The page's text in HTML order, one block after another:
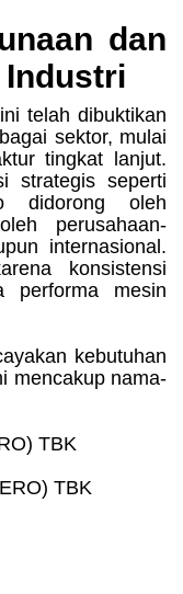
dan
Industri
telah dibuktikan
sektor, mulai
tingkat lanjut.
strategis seperti
didorong oleh
perusahaan-
internasional.
konsistensi
performa mesin
kebutuhan
mencakup nama-
TBK
TBK